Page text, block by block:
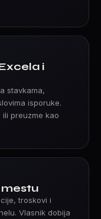
i
stavkama,
isporuke.
preuzme kao
troskovi i
Vlasnik dobija